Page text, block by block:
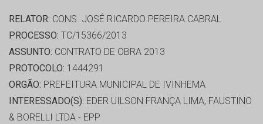
RELATOR: CONS. JOSÉ RICARDO PEREIRA CABRAL
PROCESSO: TC/15366/2013
ASSUNTO: CONTRATO DE OBRA 2013
PROTOCOLO: 1444291
ORGÃO: PREFEITURA MUNICIPAL DE IVINHEMA
INTERESSADO(S): EDER UILSON FRANÇA LIMA, FAUSTINO
& BORELLI LTDA - EPP